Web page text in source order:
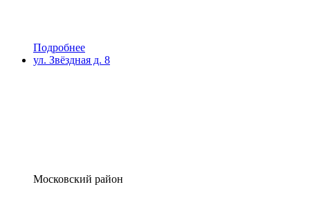
Подробнее
ул. Звёздная д. 8
Московский район